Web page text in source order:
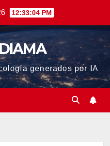
12:33:05 PM
generados por IA